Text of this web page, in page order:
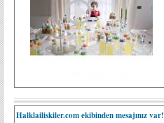
Halklailiskiler.com ekibinden mesajınız var!